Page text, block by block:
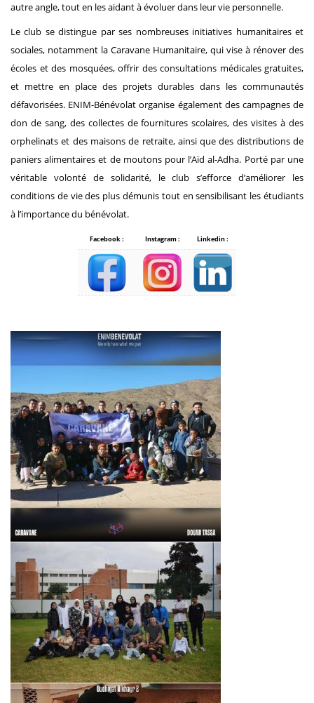
autre angle, tout en les aidant à évoluer dans leur vie personnelle.
Le club se distingue par ses nombreuses initiatives humanitaires et
sociales, notamment la Caravane Humanitaire, qui vise à rénover des
écoles et des mosquées, offrir des consultations médicales gratuites,
et mettre en place des projets durables dans les communautés
défavorisées. ENIM-Bénévolat organise également des campagnes de
don de sang, des collectes de fournitures scolaires, des visites à des
orphelinats et des maisons de retraite, ainsi que des distributions de
paniers alimentaires et de moutons pour l’Aïd al-Adha. Porté par une
véritable volonté de solidarité, le club s’efforce d’améliorer les
conditions de vie des plus démunis tout en sensibilisant les étudiants
à l’importance du bénévolat.
Facebook : Instagram : Linkedin :